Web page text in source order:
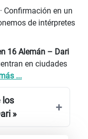
Confirmación en un
de intérpretes
16 Alemán – Dari
en ciudades
...
los
»